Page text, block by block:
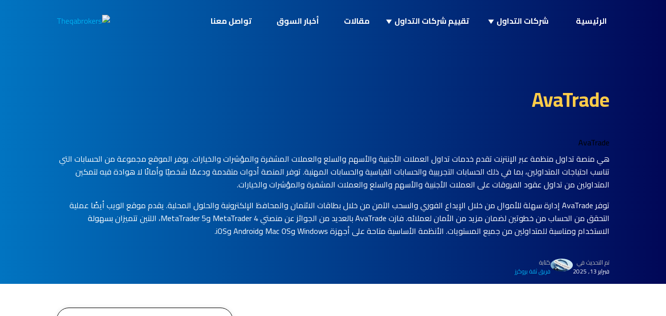
الرئيسية شركات التداول تقييم شركات التداول مقالات أخبار السوق تواصل معنا
AvaTrade
AvaTrade
هي منصة تداول منظمة عبر الإنترنت تقدم خدمات تداول العملات الأجنبية والأسهم والسلع والعملات المشفرة والمؤشرات والخيارات. يوفر الموقع مجموعة من الحسابات التي
تناسب احتياجات المتداولين، بما في ذلك الحسابات التجريبية والحسابات القياسية والحسابات المهنية. توفر المنصة أدوات متقدمة ودعمًا شخصيًا وأمانًا لا هوادة فيه لتمكين
المتداولين من تداول عقود الفروقات على العملات الأجنبية والأسهم والسلع والعملات المشفرة والمؤشرات والخيارات.
توفر AvaTrade إدارة سهلة للأموال من خلال الإيداع الفوري والسحب الآمن من خلال بطاقات الائتمان والمحافظ الإلكترونية والحلول المحلية. يقدم موقع الويب أيضًا عملية
التحقق من الحساب من خطوتين لضمان مزيد من الأمان لعملائه. فازت AvaTrade بالعديد من الجوائز عن منصتي MetaTrader 4 وMetaTrader 5، اللتين تتميزان بسهولة
الاستخدام ومناسبة للمتداولين من جميع المستويات. الأنظمة الأساسية متاحة على أجهزة Windows وMac OS وAndroid وiOS.
تم التحديث في
فبراير 13, 2025
كتابة
فريق ثقة بروكرز